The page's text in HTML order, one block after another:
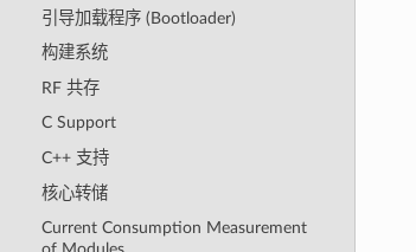
引导加载程序 (Bootloader)
构建系统
RF 共存
C Support
C++ 支持
核心转储
Current Consumption Measurement